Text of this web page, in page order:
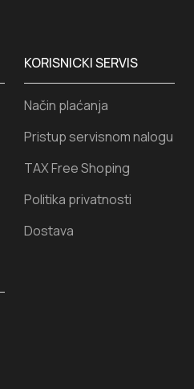
KORISNICKI SERVIS
Način plaćanja
Pristup servisnom nalogu
TAX Free Shoping
Politika privatnosti
Dostava